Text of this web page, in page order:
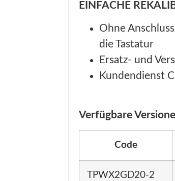
EINFACHE
Ohne
die Tastatur
Ersatz- und
Kundendienst
Verfügbare
Code
TPWX2GD20-2